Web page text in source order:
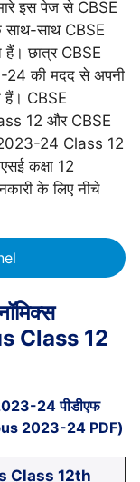
इस पेज से CBSE
साथ CBSE
छात्र CBSE
की मदद से अपनी
हैं। CBSE
12 और CBSE
24 Class 12
कक्षा 12
के लिए नीचे
Class 12
24 पीडीएफ
2023-24 PDF)
Class 12th